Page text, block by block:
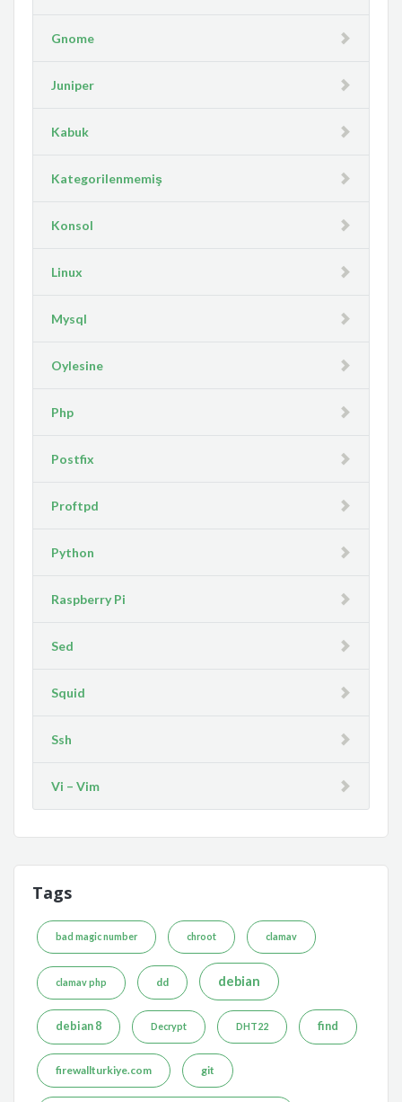
Gnome
Juniper
Kabuk
Kategorilenmemiş
Konsol
Linux
Mysql
Oylesine
Php
Postfix
Proftpd
Python
Raspberry Pi
Sed
Squid
Ssh
Vi – Vim
Tags
bad magic number chroot clamav
clamav php dd debian
debian 8 Decrypt DHT22 find
firewallturkiye.com git